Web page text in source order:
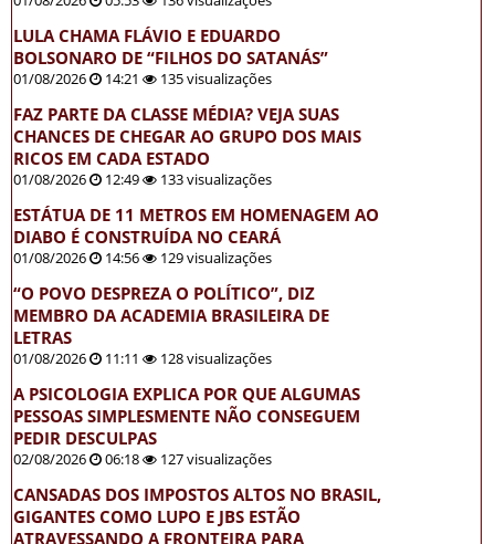
LULA CHAMA FLÁVIO E EDUARDO
BOLSONARO DE “FILHOS DO SATANÁS”
01/08/2026 14:21 135 visualizações
FAZ PARTE DA CLASSE MÉDIA? VEJA SUAS
CHANCES DE CHEGAR AO GRUPO DOS MAIS
RICOS EM CADA ESTADO
01/08/2026 12:49 133 visualizações
ESTÁTUA DE 11 METROS EM HOMENAGEM AO
DIABO É CONSTRUÍDA NO CEARÁ
01/08/2026 14:56 129 visualizações
“O POVO DESPREZA O POLÍTICO”, DIZ
MEMBRO DA ACADEMIA BRASILEIRA DE
LETRAS
01/08/2026 11:11 128 visualizações
A PSICOLOGIA EXPLICA POR QUE ALGUMAS
PESSOAS SIMPLESMENTE NÃO CONSEGUEM
PEDIR DESCULPAS
02/08/2026 06:18 127 visualizações
CANSADAS DOS IMPOSTOS ALTOS NO BRASIL,
GIGANTES COMO LUPO E JBS ESTÃO
ATRAVESSANDO A FRONTEIRA PARA